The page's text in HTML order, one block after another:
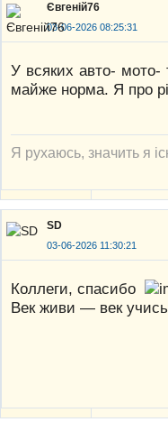
Євгеній76
03-06-2026 08:25:31
У всяких авто- мото-
майже норма. Я про
Я рухаюсь, значить я
SD
03-06-2026 11:30:21
Коллеги, спасибо
Век живи — век